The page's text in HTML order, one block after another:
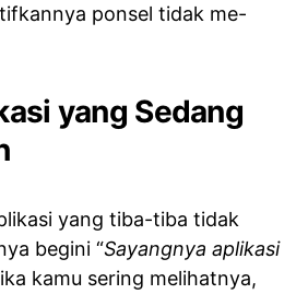
ponsel tidak me-
yang Sedang
yang tiba-tiba tidak
begini “Sayangnya aplikasi
kamu sering melihatnya,